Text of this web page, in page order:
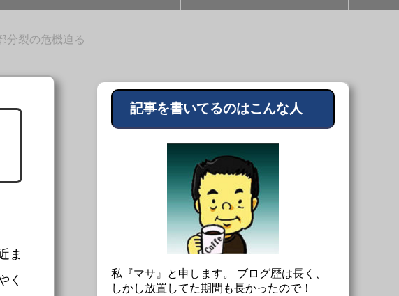
分裂の危機迫る
ま
く
記事を書いてるのはこんな人
私『マサ』と申します。 ブログ歴は長く、
しかし放置してた期間も長かったので！